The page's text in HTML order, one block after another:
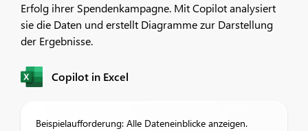
Erfolg ihrer Spendenkampagne. Mit Copilot analysiert
sie die Daten und erstellt Diagramme zur Darstellung
der Ergebnisse.
Copilot in Excel
Beispielaufforderung: Alle Dateneinblicke anzeigen.